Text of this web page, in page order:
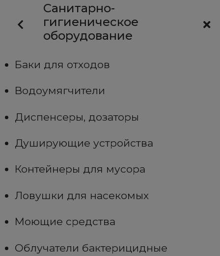
Санитарно-
гигиеническое
оборудование
Баки для отходов
Водоумягчители
Диспенсеры, дозаторы
Душирующие устройства
Контейнеры для мусора
Ловушки для насекомых
Моющие средства
Облучатели бактерицидные